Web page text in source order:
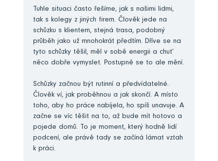
Tuhle situaci často řešíme, jak s našimi lidmi,
tak s kolegy z jiných firem. Člověk jede na
schůzku s klientem, stejná trasa, podobný
průběh jako už mnohokrát předtím. Dříve se na
tyto schůzky těšil, měl v sobě energii a chuť
něco dobře vymyslet. Postupně se to ale mění.
Schůzky začnou být rutinní a předvídatelné.
Člověk ví, jak proběhnou a jak skončí. A místo
toho, aby ho práce nabíjela, ho spíš unavuje. A
začne se víc těšit na to, až bude mít hotovo a
pojede domů. To je moment, který hodně lidí
podcení, ale právě tady se začíná lámat vztah
k práci.